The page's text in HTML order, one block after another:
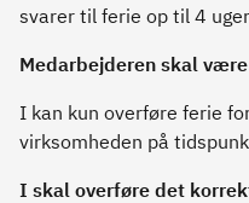
svarer til ferie op til 4
Medarbejderen skal
I kan kun overføre ferie
virksomheden på
I skal overføre det